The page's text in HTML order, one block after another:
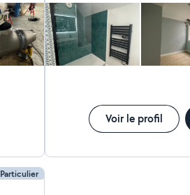
Voir le profil
Particulier